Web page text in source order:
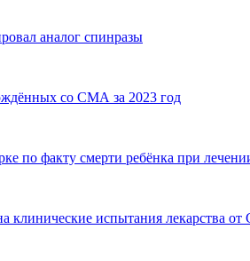
аналог спинразы
со СМА за 2023 год
по факту смерти ребёнка при
клинические испытания лекарства